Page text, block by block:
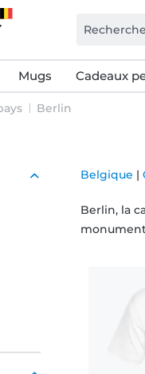
Mugs Cadeaux
Berlin
Belgique |
Berlin, la